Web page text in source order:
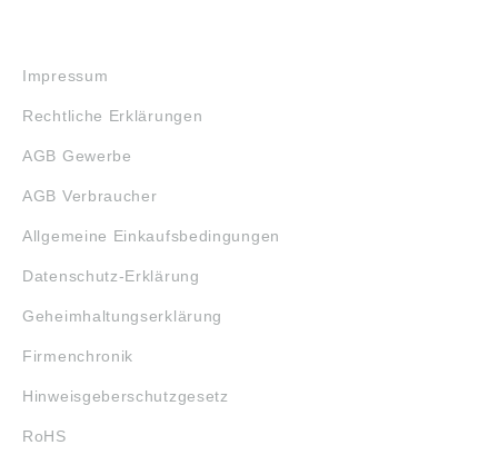
Impressum
Rechtliche Erklärungen
AGB Gewerbe
AGB Verbraucher
Allgemeine Einkaufsbedingungen
Datenschutz-Erklärung
Geheimhaltungserklärung
Firmenchronik
Hinweisgeberschutzgesetz
RoHS